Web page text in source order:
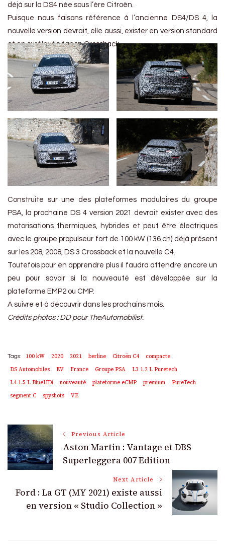
déjà sur la DS4 née sous l’ère Citroën.
Puisque nous faisons référence à l’ancienne DS4/DS 4, la
nouvelle version devrait, elle aussi, exister en version standard
et en surélevée façon Crossback.
Construite sur une des plateformes modulaires du groupe
PSA, la prochaine DS 4 version 2021 devrait exister avec des
motorisations thermiques, hybrides et peut être électriques
avec le groupe propulseur fort de 100 kW (136 ch) déjà présent
sur les 208, 2008, DS 3 Crossback et la nouvelle C4.
Toutefois pour en apprendre plus il faudra attendre encore un
peu pour savoir si la nouveauté est développée sur la
plateforme EMP2 ou CMP.
A suivre et à découvrir dans les prochains mois.
Crédits photos : DD pour TheAutomobilist.
Tags: 100 kW 2020 2021 berline Citroën C4
compacte
DS Automobiles
EV France Groupe PSA
L3 1.2 L Puretech
L4 1.5 L BlueHDi
nouveauté plateforme eCMP premium
PureTech
segment C
spyshots VE
Post
Navigation
Previous Article
Aston Martin : Vantage et DBS
Superleggera 007 Edition
Next Article
Ford : La GT (MY 2021) existe aussi
en version « Studio Collection »